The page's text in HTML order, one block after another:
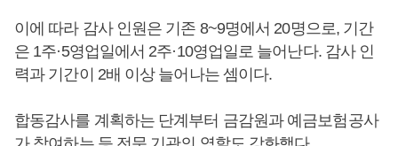
이에 따라 감사 인원은 기존 8~9명에서 20명으로, 기간
은 1주·5영업일에서 2주·10영업일로 늘어난다. 감사 인
력과 기간이 2배 이상 늘어나는 셈이다.
합동감사를 계획하는 단계부터 금감원과 예금보험공사